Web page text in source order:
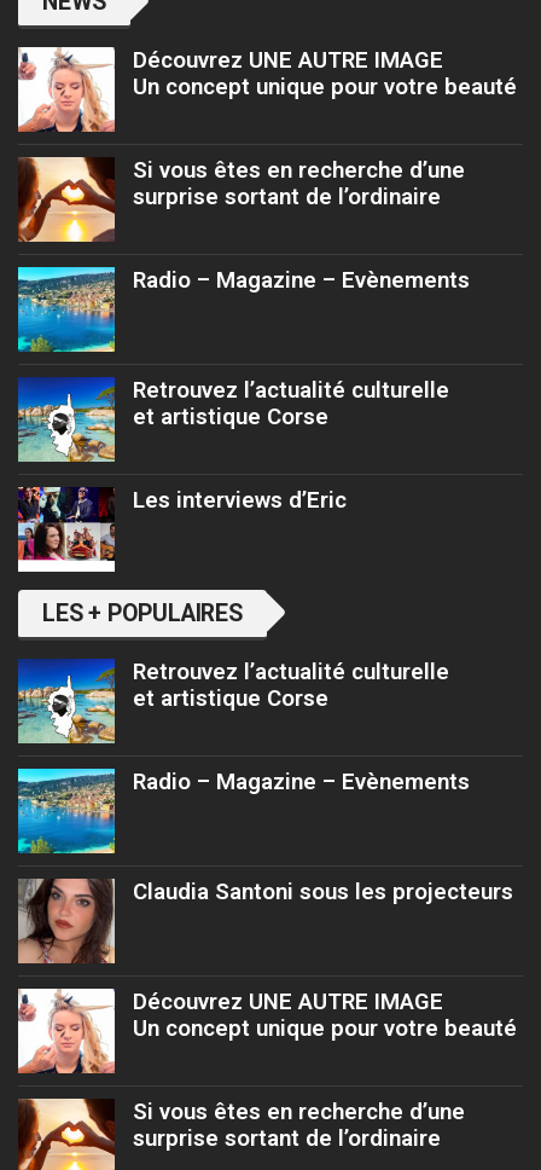
Découvrez UNE AUTRE IMAGE
Un concept unique pour votre beauté
Si vous êtes en recherche d’une
surprise sortant de l’ordinaire
Radio – Magazine – Evènements
Retrouvez l’actualité culturelle
et artistique Corse
Les interviews d’Eric
LES + POPULAIRES
Retrouvez l’actualité culturelle
et artistique Corse
Radio – Magazine – Evènements
Claudia Santoni sous les projecteurs
Découvrez UNE AUTRE IMAGE
Un concept unique pour votre beauté
Si vous êtes en recherche d’une
surprise sortant de l’ordinaire